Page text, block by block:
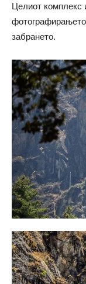
Целиот комплекс
забрането.